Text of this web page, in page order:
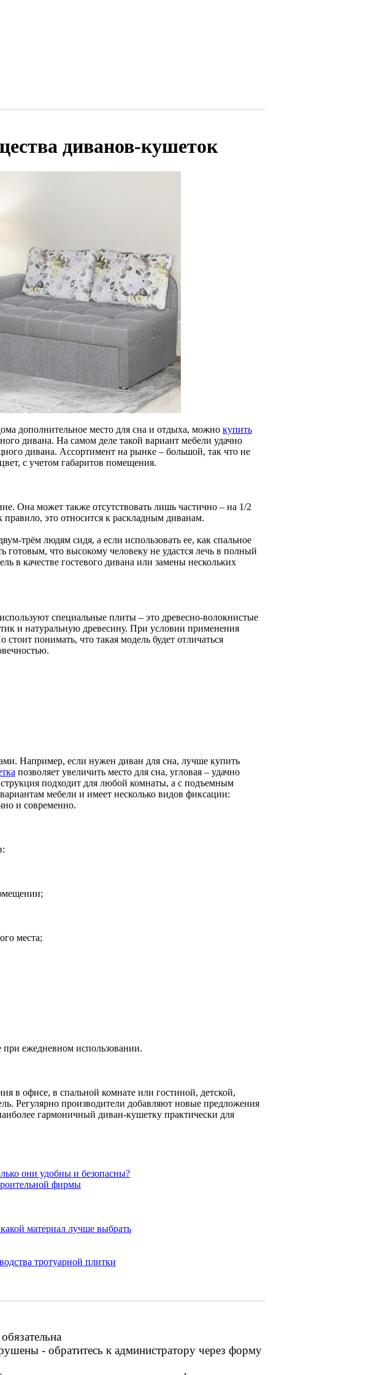
диванов-кушеток
дополнительное место для сна и отдыха, можно купить
дивана. На самом деле такой вариант мебели удачно
дивана. Ассортимент на рынке – большой, так что не
с учетом габаритов помещения.
Она может также отсутствовать лишь частично – на 1/2
это относится к раскладным диванам.
трём людям сидя, а если использовать ее, как спальное
готовым, что высокому человеку не удастся лечь в полный
в качестве гостевого дивана или замены нескольких
специальные плиты – это древесно-волокнистые
и натуральную древесину. При условии применения
понимать, что такая модель будет отличаться
Например, если нужен диван для сна, лучше купить
позволяет увеличить место для сна, угловая – удачно
подходит для любой комнаты, а с подъемным
мебели и имеет несколько видов фиксации:
и современно.
места;
при ежедневном использовании.
в офисе, в спальной комнате или гостиной, детской,
Регулярно производители добавляют новые предложения
гармоничный диван-кушетку практически для
они удобны и безопасны?
фирмы
материал лучше выбрать
тротуарной плитки
- обратитесь к администратору через форму